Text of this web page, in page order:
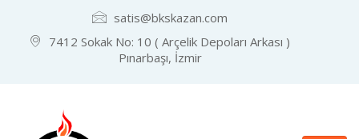
satis@bkskazan.com
7412 Sokak No: 10 ( Arçelik Depoları Arkası )
Pınarbaşı, İzmir